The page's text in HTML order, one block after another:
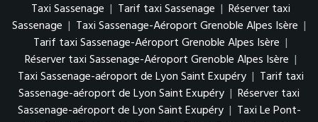
Taxi Sassenage | Tarif taxi Sassenage | Réserver taxi
Sassenage | Taxi Sassenage-Aéroport Grenoble Alpes Isère |
Tarif taxi Sassenage-Aéroport Grenoble Alpes Isère |
Réserver taxi Sassenage-Aéroport Grenoble Alpes Isère |
Taxi Sassenage-aéroport de Lyon Saint Exupéry | Tarif taxi
Sassenage-aéroport de Lyon Saint Exupéry | Réserver taxi
Sassenage-aéroport de Lyon Saint Exupéry | Taxi Le Pont-